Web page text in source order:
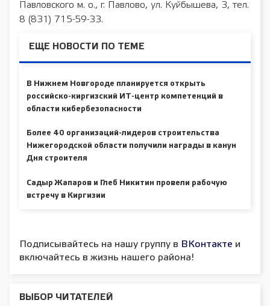
Павловского м. о., г. Павлово, ул. Куйбышева, 3, тел.
8 (831) 715-59-33.
ЕЩЕ НОВОСТИ ПО ТЕМЕ
В Нижнем Новгороде планируется открыть
российско-киргизский ИТ-центр компетенций в
области кибербезопасности
Более 40 организаций-лидеров строительства
Нижегородской области получили награды в канун
Дня строителя
Садыр Жапаров и Глеб Никитин провели рабочую
встречу в Киргизии
Подписывайтесь на нашу группу в ВКонтакте и
включайтесь в жизнь нашего района!
ВЫБОР ЧИТАТЕЛЕЙ